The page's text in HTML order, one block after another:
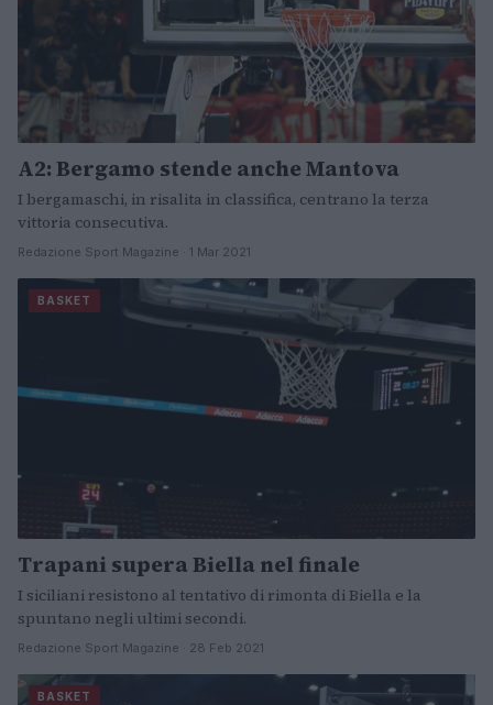
A2: Bergamo stende anche Mantova
I bergamaschi, in risalita in classifica, centrano la terza
vittoria consecutiva.
Redazione Sport Magazine · 1 Mar 2021
BASKET
Trapani supera Biella nel finale
I siciliani resistono al tentativo di rimonta di Biella e la
spuntano negli ultimi secondi.
Redazione Sport Magazine · 28 Feb 2021
BASKET